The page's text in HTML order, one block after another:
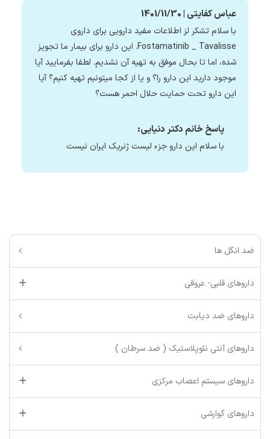
عباس کفایتی | 1401/11/30
با سلام تشکر لز اطلاعات مفید دارویی برای داروی
Fostamatinib _ Tavalisse. این دارو برای بیمار ما تجویز
شده، اما تا بحال موفق به تهیه آن نشدیم. لطفا بفرمایید آیا
موجود دارید این دارو را؟ و یا از کجا میتونیم تهیه کنیم؟ آیا
این دارو تحت حمایت حلال احمر‌ هست؟
پاسخ خانم دکتر دنیایی:
با سلام این دارو جزء لیست ژنریک ایران نیست
ضد انگل ها
داروهای قلبی- عروقی
داروهای ضد دیابت
داروهای آنتی نئوپلاستیک ( ضد سرطان )
داروهای سیستم اعصاب مرکزی
داروهای گوارشی